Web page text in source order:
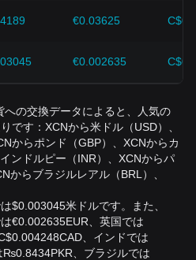
€0.03625
€0.002635
の交換データによると、人気の
です：XCNから米ドル（USD）、
からポンド（GBP）、XCNからカ
ンドルピー（INR）、XCNからパ
からブラジルレアル（BRL）、
$0.003045米ドルです。また、
€0.002635EUR、英国では
、インドでは
₨0.8434PKR、ブラジルでは